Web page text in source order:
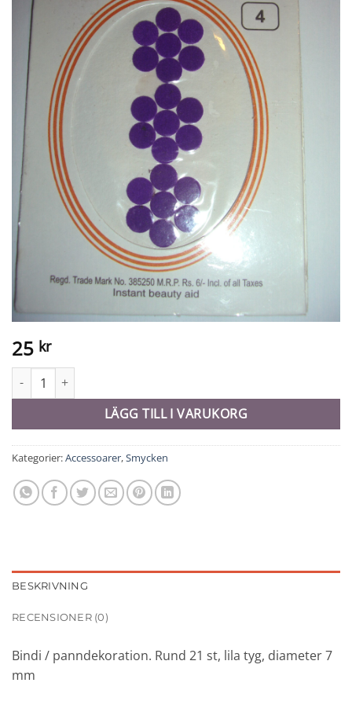
25 kr
Bindi - 10941 mängd
LÄGG TILL I VARUKORG
Kategorier:Accessoarer,Smycken
BESKRIVNING
RECENSIONER (0)
Bindi / panndekoration. Rund 21 st, lila tyg, diameter 7
mm